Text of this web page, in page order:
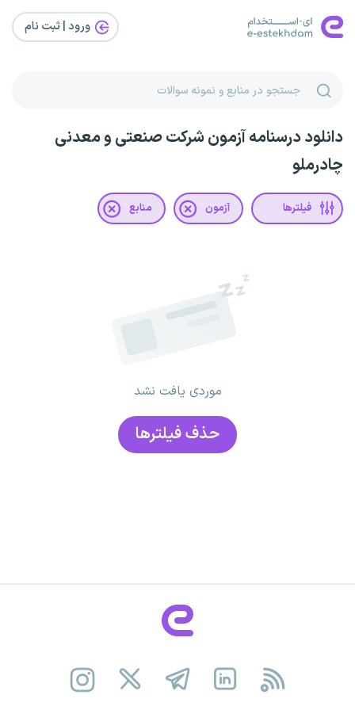
ورود | ثبت‌ نام
دانلود درسنامه آزمون شرکت صنعتی و معدنی
چادرملو
فیلترها آزمون منابع
موردی یافت نشد
حذف فیلتر‌ها